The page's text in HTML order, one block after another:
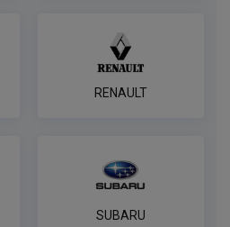
ОТ 14 ДНЕЙ
RENAULT
SUBARU